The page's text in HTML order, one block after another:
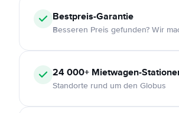
Bestpreis-Garantie
Besseren Preis gefunden? Wir
24 000+ Mietwagen-
Standorte rund um den Globus